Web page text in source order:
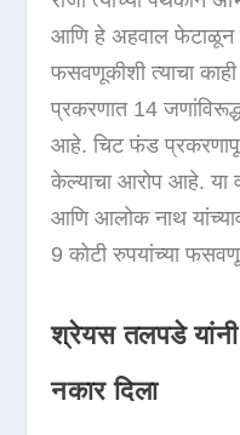
आणि हे अहवाल फेटाळून
फसवणूकीशी त्याचा
प्रकरणात 14
आहे. चिट फंड
केल्याचा आरोप आहे. या
आणि आलोक नाथ
9 कोटी रुपयांच्या
श्रेयस तलपडे यांनी
नकार दिला